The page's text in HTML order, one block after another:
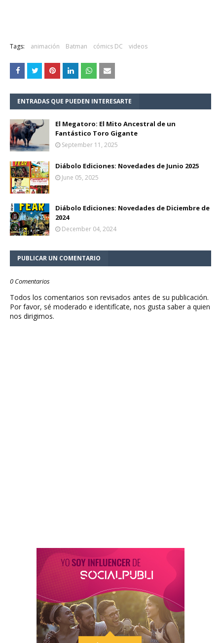
Tags: animación Batman cómics DC videos
ENTRADAS QUE PUEDEN INTERESARTE
El Megatoro: El Mito Ancestral de un
Fantástico Toro Gigante
September 11, 2025
Diábolo Ediciones: Novedades de Junio 2025
June 05, 2025
Diábolo Ediciones: Novedades de Diciembre de
2024
December 04, 2024
PUBLICAR UN COMENTARIO
0 Comentarios
Todos los comentarios son revisados antes de su publicación.
Por favor, sé moderado e identifícate, nos gusta saber a quien
nos dirigimos.